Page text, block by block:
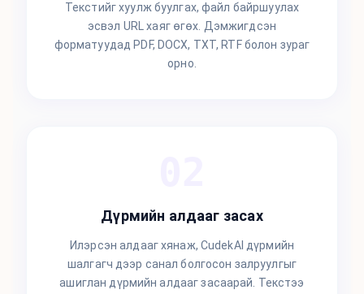
Текстийг хуулж буулгах, файл байршуулах
эсвэл URL хаяг өгөх. Дэмжигдсэн
форматуудад PDF, DOCX, TXT, RTF болон зураг
орно.
Дүрмийн алдааг засах
Илэрсэн алдааг хянаж, CudekAI дүрмийн
шалгагч дээр санал болгосон залруулгыг
ашиглан дүрмийн алдааг засаарай. Текстээ